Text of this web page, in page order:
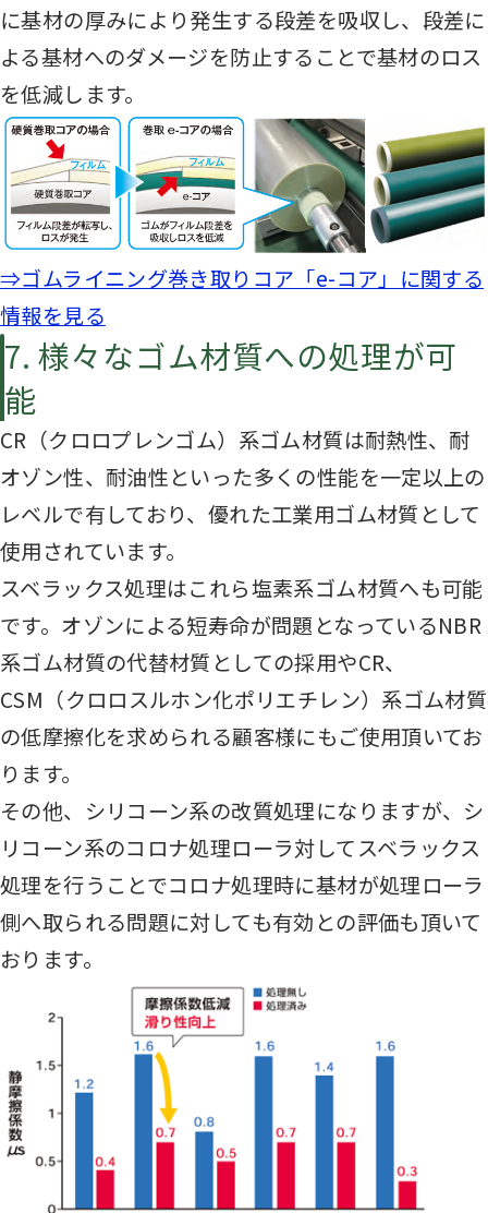
に基材の厚みにより発生する段差を吸収し、段差に
よる基材へのダメージを防止することで基材のロス
を低減します。
⇒ゴムライニング巻き取りコア「e-コア」に関する
情報を見る
7. 様々なゴム材質への処理が可
能
CR（クロロプレンゴム）系ゴム材質は耐熱性、耐
オゾン性、耐油性といった多くの性能を一定以上の
レベルで有しており、優れた工業用ゴム材質として
使用されています。
スベラックス処理はこれら塩素系ゴム材質へも可能
です。オゾンによる短寿命が問題となっているNBR
系ゴム材質の代替材質としての採用やCR、
CSM（クロロスルホン化ポリエチレン）系ゴム材質
の低摩擦化を求められる顧客様にもご使用頂いてお
ります。
その他、シリコーン系の改質処理になりますが、シ
リコーン系のコロナ処理ローラ対してスベラックス
処理を行うことでコロナ処理時に基材が処理ローラ
側へ取られる問題に対しても有効との評価も頂いて
おります。